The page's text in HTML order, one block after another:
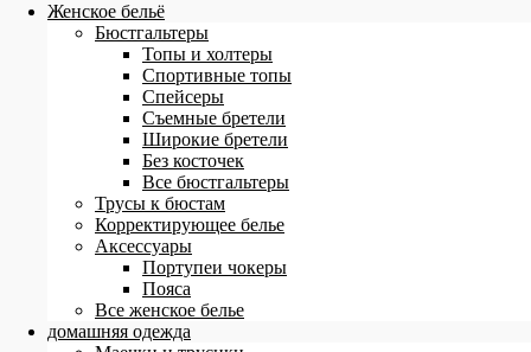
Женское бельё
Бюстгальтеры
Топы и холтеры
Спортивные топы
Спейсеры
Съемные бретели
Широкие бретели
Без косточек
Все бюстгальтеры
Трусы к бюстам
Корректирующее белье
Аксессуары
Портупеи чокеры
Пояса
Все женское белье
домашняя одежда